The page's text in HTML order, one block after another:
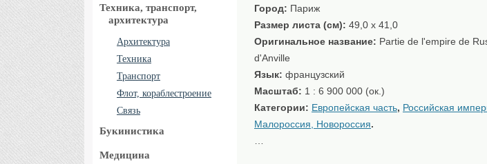
Техника, транспорт,
архитектура
Архитектура
Техника
Транспорт
Флот, кораблестроение
Связь
Букинистика
Медицина
Город: Париж
Размер листа (см): 49,0 x 41,0
Оригинальное название: Partie de l'empire de
d'Anville
Язык: французский
Масштаб: 1 : 6 900 000 (ок.)
Категории: Европейская часть, Российская
Малороссия, Новороссия.